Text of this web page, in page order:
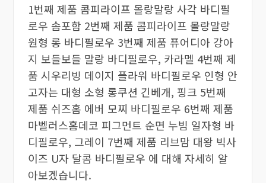
1번째 제품 콤피라이프 몰랑말랑 사각 바디필
로우 솜포함 2번째 제품 콤피라이프 몰랑말랑
원형 롱 바디필로우 3번째 제품 퓨어디아 강아
지 보들보들 말랑 바디필로우, 카라멜 4번째 제
품 시우리빙 데이지 플라워 바디필로우 인형 안
고자는 대형 소형 롱쿠션 긴베개, 핑크 5번째
제품 쉬즈홈 에버 모찌 바디필로우 6번째 제품
마벨러스홈데코 피그먼트 순면 누빔 일자형 바
디필로우, 그레이 7번째 제품 리브맘 대왕 빅사
이즈 U자 달콤 바디필로우 에 대해 자세히 알
아보겠습니다.